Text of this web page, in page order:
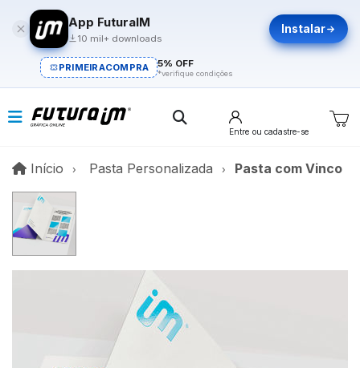
App FuturaIM
10 mil+ downloads
Instalar
PRIMEIRACOMPRA 5% OFF
*verifique condições
Entre ou cadastre-se
Início InícioPasta Personalizada Pasta com Vinco